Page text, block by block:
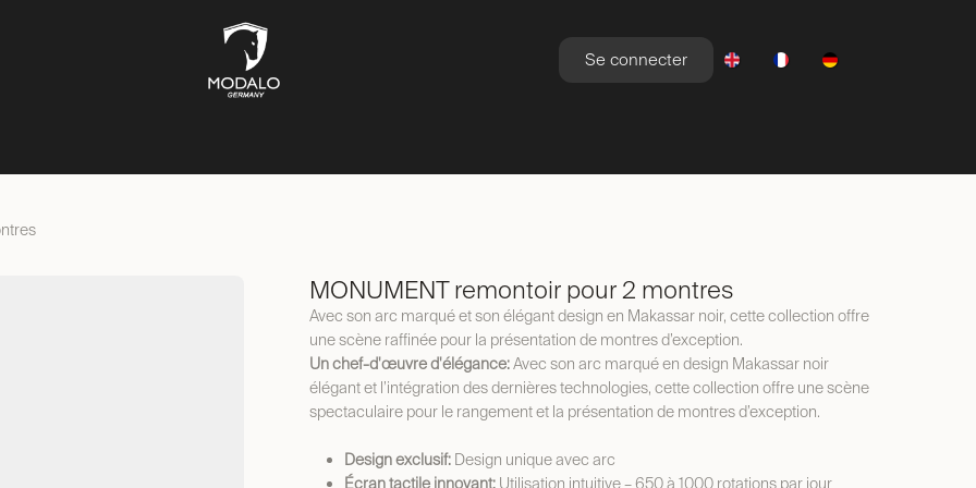
Se connecter
MONUMENT remontoir pour 2 montres
Avec son arc marqué et son élégant design en Makassar noir, cette collection offre
une scène raffinée pour la présentation de montres d’exception.
Un chef-d'œuvre d'élégance:Avec son arc marqué en design Makassar noir
élégant et l’intégration des dernières technologies, cette collection offre une scène
spectaculaire pour le rangement et la présentation de montres d’exception.
Design exclusif: Design unique avec arc
Écran tactile innovant: Utilisation intuitive – 650 à 1000 rotations par jour